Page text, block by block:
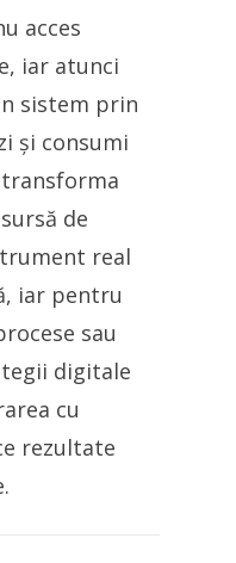
acces
iar atunci
sistem prin
și consumi
de
real
iar pentru
sau
digitale
cu
rezultate